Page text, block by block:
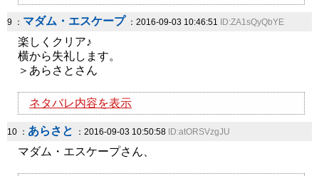
9 ： マダム・エスケープ ：2016-09-03 10:46:51 ID:ZA1sQyQbYE
楽しくクリア♪
横から失礼します。
＞あらさとさん
ネタバレ内容を表示
10 ： あらさと ：2016-09-03 10:50:58 ID:atORSVzgJU
マダム・エスケープさん、